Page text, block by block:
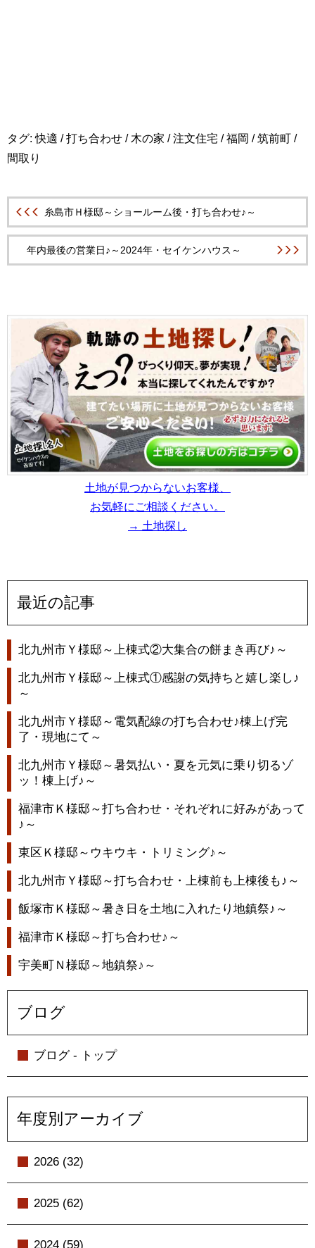
タグ:快適 /打ち合わせ / 木の家 /注文住宅 /福岡 /筑前町 /
間取り
糸島市Ｈ様邸～ショールーム後・打ち合わせ♪～
年内最後の営業日♪～2024年・セイケンハウス～
土地が見つからないお客様、
お気軽にご相談ください。
→ 土地探し
最近の記事
北九州市Ｙ様邸～上棟式②大集合の餅まき再び♪～
北九州市Ｙ様邸～上棟式①感謝の気持ちと嬉し楽し♪
～
北九州市Ｙ様邸～電気配線の打ち合わせ♪棟上げ完
了・現地にて～
北九州市Ｙ様邸～暑気払い・夏を元気に乗り切るゾ
ッ！棟上げ♪～
福津市Ｋ様邸～打ち合わせ・それぞれに好みがあって
♪～
東区Ｋ様邸～ウキウキ・トリミング♪～
北九州市Ｙ様邸～打ち合わせ・上棟前も上棟後も♪～
飯塚市Ｋ様邸～暑き日を土地に入れたり地鎮祭♪～
福津市Ｋ様邸～打ち合わせ♪～
宇美町Ｎ様邸～地鎮祭♪～
ブログ
ブログ - トップ
年度別アーカイブ
2026 (32)
2025 (62)
2024 (59)